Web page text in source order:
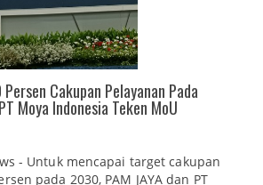
Cakupan Pelayanan Pada
Moya Indonesia Teken MoU
- Untuk mencapai target cakupan
pada 2030, PAM JAYA dan PT